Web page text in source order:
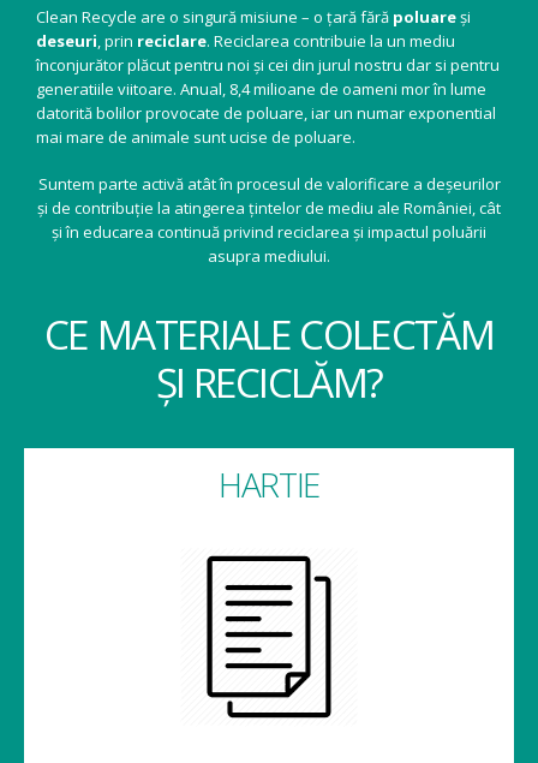
Clean Recycle are o singură misiune – o țară fără poluareși
deseuri, prin reciclare. Reciclarea contribuie la un mediu
înconjurător plăcut pentru noi și cei din jurul nostru dar si pentru
generatiile viitoare. Anual, 8,4 milioane de oameni mor în lume
datorită bolilor provocate de poluare, iar un numar exponential
mai mare de animale sunt ucise de poluare.
Suntem parte activă atât în procesul de valorificare a deșeurilor
și de contribuție la atingerea țintelor de mediu ale României, cât
și în educarea continuă privind reciclarea și impactul poluării
asupra mediului.
CE MATERIALE COLECTĂM
ȘI RECICLĂM?
HARTIE